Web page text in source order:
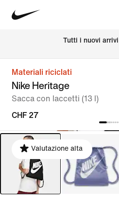
Tutti i nuovi arrivi
Materiali riciclati
Nike Heritage
Sacca con laccetti (13 l)
CHF 27
Valutazione alta